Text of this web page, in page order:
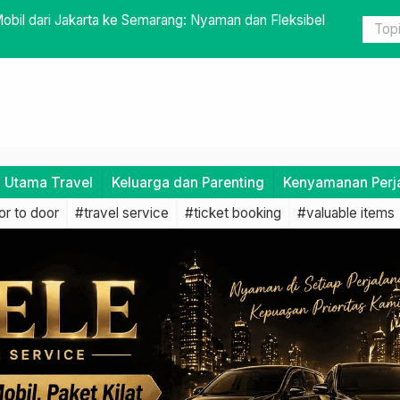
Armada Terawat dan Driver Profesional
Utama Travel Keluarga dan Parenting Kenyamanan
to door #travel service #ticket booking #valuable items